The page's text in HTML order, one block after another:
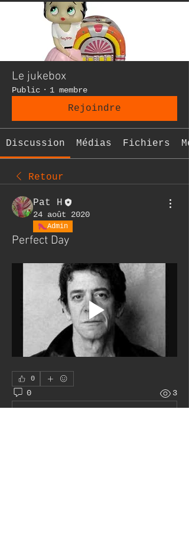
Le jukebox
Public · 1 membre
Rejoindre
Discussion Médias Fichiers
Retour
Pat H
24 août 2020
Admin
Perfect Day
0
0 3